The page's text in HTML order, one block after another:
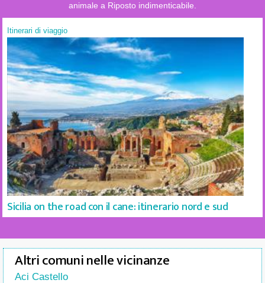
animale a Riposto indimenticabile.
Itinerari di viaggio
Sicilia on the road con il cane: itinerario nord e sud
Altri comuni nelle vicinanze
Aci Castello